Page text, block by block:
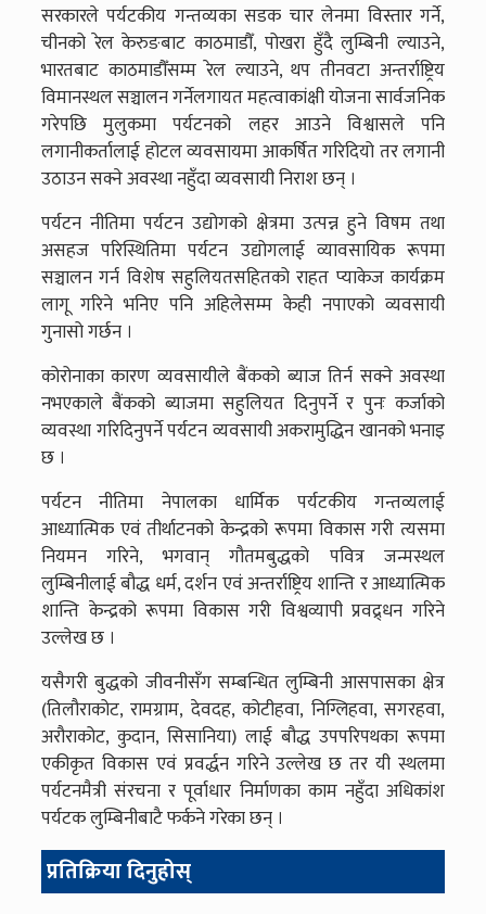
सरकारले पर्यटकीय गन्तव्यका सडक चार लेनमा विस्तार गर्ने,
चीनको रेल केरुङबाट काठमाडौँ, पोखरा हुँदै लुम्बिनी ल्याउने,
भारतबाट काठमाडौँसम्म रेल ल्याउने, थप तीनवटा अन्तर्राष्ट्रिय
विमानस्थल सञ्चालन गर्नेलगायत महत्वाकांक्षी योजना सार्वजनिक
गरेपछि मुलुकमा पर्यटनको लहर आउने विश्वासले पनि
लगानीकर्तालाई होटल व्यवसायमा आकर्षित गरिदियो तर लगानी
उठाउन सक्ने अवस्था नहुँदा व्यवसायी निराश छन् ।
पर्यटन नीतिमा पर्यटन उद्योगको क्षेत्रमा उत्पन्न हुने विषम तथा
असहज परिस्थितिमा पर्यटन उद्योगलाई व्यावसायिक रूपमा
सञ्चालन गर्न विशेष सहुलियतसहितको राहत प्याकेज कार्यक्रम
लागू गरिने भनिए पनि अहिलेसम्म केही नपाएको व्यवसायी
गुनासो गर्छन ।
कोरोनाका कारण व्यवसायीले बैंकको ब्याज तिर्न सक्ने अवस्था
नभएकाले बैंकको ब्याजमा सहुलियत दिनुपर्ने र पुनः कर्जाको
व्यवस्था गरिदिनुपर्ने पर्यटन व्यवसायी अकरामुद्धिन खानको भनाइ
छ ।
पर्यटन नीतिमा नेपालका धार्मिक पर्यटकीय गन्तव्यलाई
आध्यात्मिक एवं तीर्थाटनको केन्द्रको रूपमा विकास गरी त्यसमा
नियमन गरिने, भगवान् गौतमबुद्धको पवित्र जन्मस्थल
लुम्बिनीलाई बौद्ध धर्म, दर्शन एवं अन्तर्राष्ट्रिय शान्ति र आध्यात्मिक
शान्ति केन्द्रको रूपमा विकास गरी विश्वव्यापी प्रवद्र्धन गरिने
उल्लेख छ ।
यसैगरी बुद्धको जीवनीसँग सम्बन्धित लुम्बिनी आसपासका क्षेत्र
(तिलौराकोट, रामग्राम, देवदह, कोटीहवा, निग्लिहवा, सगरहवा,
अरौराकोट, कुदान, सिसानिया) लाई बौद्ध उपपरिपथका रूपमा
एकीकृत विकास एवं प्रवर्द्धन गरिने उल्लेख छ तर यी स्थलमा
पर्यटनमैत्री संरचना र पूर्वाधार निर्माणका काम नहुँदा अधिकांश
पर्यटक लुम्बिनीबाटै फर्कने गरेका छन् ।
प्रतिक्रिया दिनुहोस्